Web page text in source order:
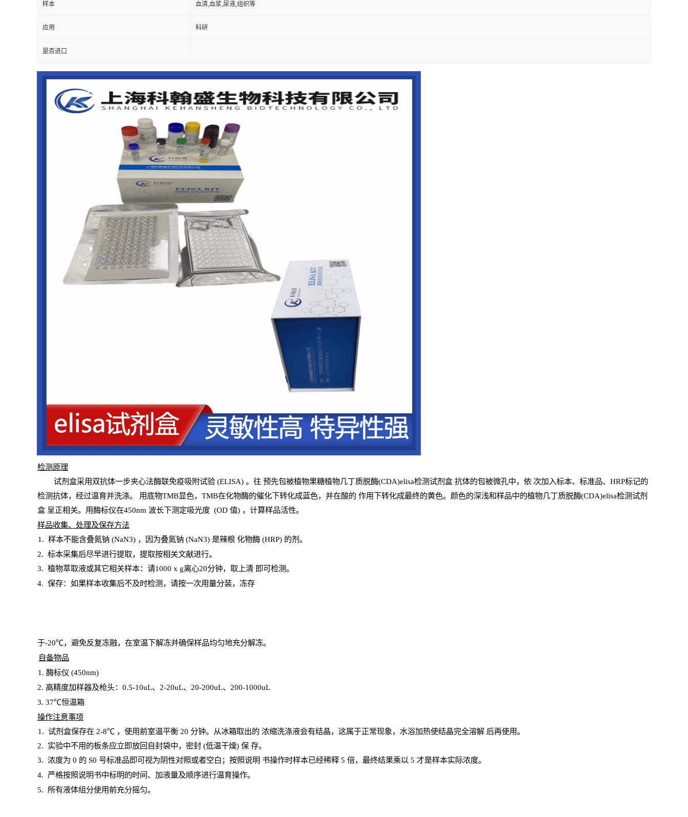
样本 血清,血浆,尿液,组织等
应用 科研
是否进口
检测原理
试剂盒采用双抗体一步夹心法酶联免疫吸附试验(ELISA) 。往 预先包被植物果糖植物几丁质脱酶(CDA)elisa检测试剂盒抗体的包被微孔中，依 次加入标本、标准品、 HRP标记的
检测抗体，经过温育并洗涤。 用底物TMB显色， TMB在化物酶的催化下转化成蓝色，并在酸的 作用下转化成最终的黄色。颜色的深浅和样品中的植物几丁质脱酶(CDA)elisa检测试剂
盒呈正相关。用酶标仪在450nm 波长下测定吸光度 (OD 值) ，计算样品活性。
样品收集、处理及保存方法
1 . 样本不能含叠氮钠(NaN3) ，因为叠氮钠 (NaN3) 是辣根 化物酶(HRP) 的剂。
2. 标本采集后尽早进行提取，提取按相关文献进行。
3. 植物萃取液或其它相关样本：请1000 x g离心20分钟，取上清 即可检测。
4. 保存：如果样本收集后不及时检测，请按一次用量分装，冻存
于-20℃，避免反复冻融，在室温下解冻并确保样品均匀地充分解冻。
自备物品
1 . 酶标仪 (450nm)
2. 高精度加样器及枪头： 0.5-10uL、 2-20uL、 20-200uL、 200-1000uL
3. 37℃恒温箱
操作注意事项
1. 试剂盒保存在 2-8℃ ，使用前室温平衡 20 分钟。从冰箱取出的 浓缩洗涤液会有结晶，这属于正常现象，水浴加热使结晶完全溶解 后再使用。
2. 实验中不用的板条应立即放回自封袋中，密封(低温干燥) 保 存。
3. 浓度为 0 的 S0 号标准品即可视为阴性对照或者空白；按照说明 书操作时样本已经稀释5 倍，最终结果乘以 5 才是样本实际浓度。
4. 严格按照说明书中标明的时间、加液量及顺序进行温育操作。
5. 所有液体组分使用前充分摇匀。